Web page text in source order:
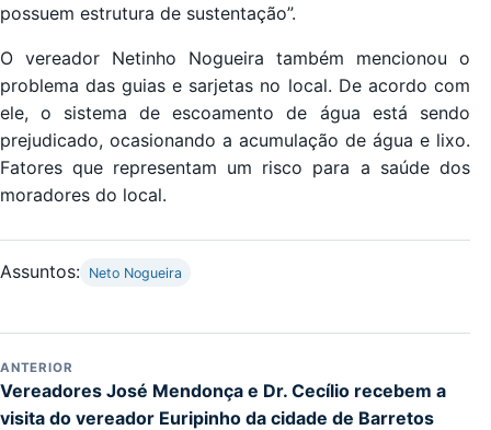
possuem estrutura de sustentação”.
O vereador Netinho Nogueira também mencionou o
problema das guias e sarjetas no local. De acordo com
ele, o sistema de escoamento de água está sendo
prejudicado, ocasionando a acumulação de água e lixo.
Fatores que representam um risco para a saúde dos
moradores do local.
Assuntos: Neto Nogueira
ANTERIOR
Vereadores José Mendonça e Dr. Cecílio recebem a
visita do vereador Euripinho da cidade de Barretos